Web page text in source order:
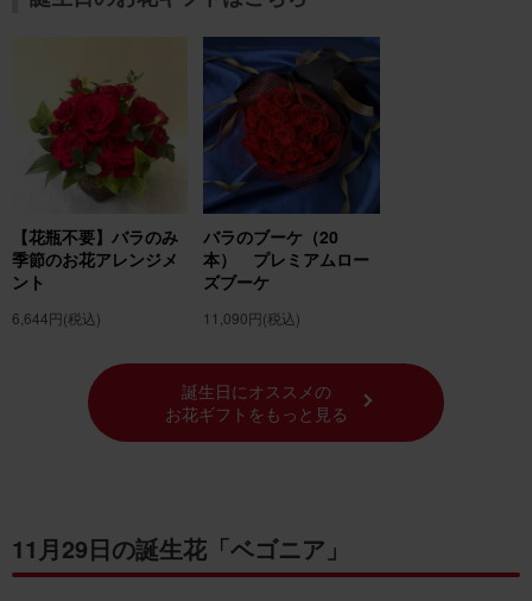
【花瓶不要】バラのみ
季節のお花アレンジメ
ント
6,644円(税込)
バラのブーケ（20
本） プレミアムロー
ズブーケ
11,090円(税込)
誕生日にオススメの
お花ギフトをもっと見る
11月29日の誕生花「ベゴニア」